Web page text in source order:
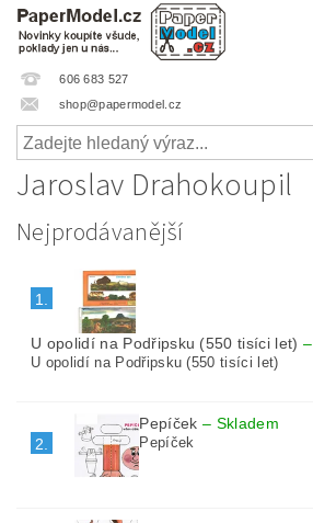
606 683 527
shop@papermodel.cz
Jaroslav Drahokoupil
Nejprodávanější
1.
U opolidí na Podřipsku (550 tisíci let) –
U opolidí na Podřipsku (550 tisíci let)
2.
Pepíček– Skladem
Pepíček